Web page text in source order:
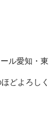
ル愛知・東
どよろしく